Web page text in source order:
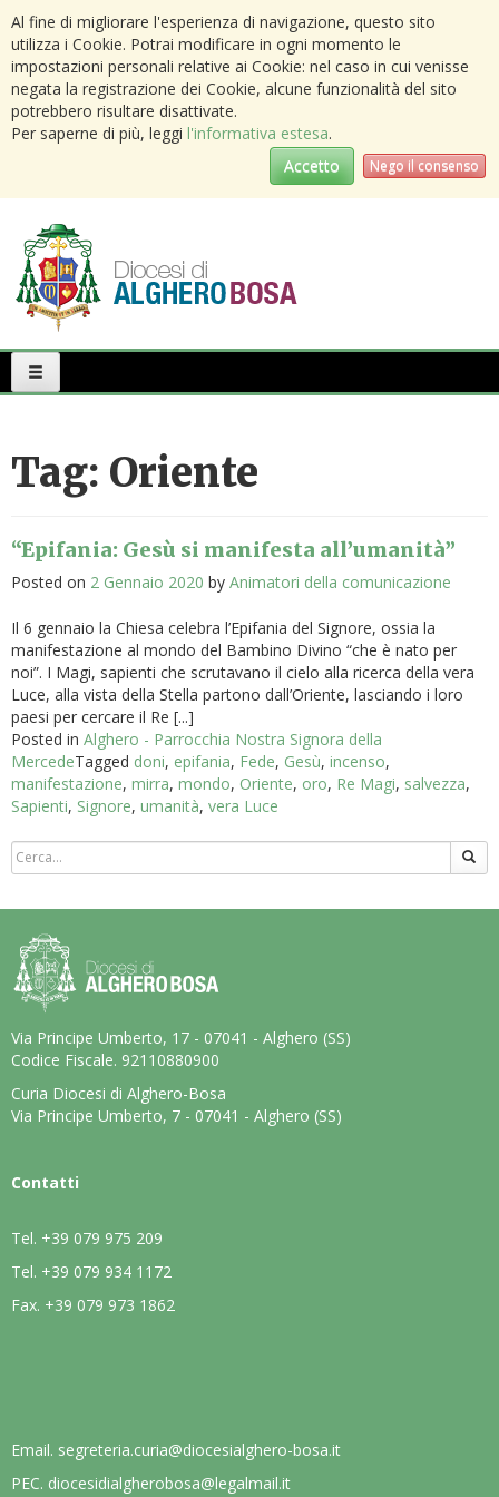
Al fine di migliorare l'esperienza di navigazione, questo sito
utilizza i Cookie. Potrai modificare in ogni momento le
impostazioni personali relative ai Cookie: nel caso in cui venisse
negata la registrazione dei Cookie, alcune funzionalità del sito
potrebbero risultare disattivate.
Per saperne di più, leggi l'informativa estesa.
Accetto
Nego il consenso
Menu
Tag: Oriente
“Epifania: Gesù si manifesta all’umanità”
Posted on 2 Gennaio 2020 by Animatori della comunicazione
Il 6 gennaio la Chiesa celebra l’Epifania del Signore, ossia la
manifestazione al mondo del Bambino Divino “che è nato per
noi”. I Magi, sapienti che scrutavano il cielo alla ricerca della vera
Luce, alla vista della Stella partono dall’Oriente, lasciando i loro
paesi per cercare il Re [...]
Posted in Alghero - Parrocchia Nostra Signora della
MercedeTagged doni, epifania, Fede, Gesù, incenso,
manifestazione, mirra, mondo, Oriente, oro, Re Magi, salvezza,
Sapienti, Signore, umanità, vera Luce
Via Principe Umberto, 17 - 07041 - Alghero (SS)
Codice Fiscale. 92110880900
Curia Diocesi di Alghero-Bosa
Via Principe Umberto, 7 - 07041 - Alghero (SS)
Contatti
Tel. +39 079 975 209
Tel. +39 079 934 1172
Fax. +39 079 973 1862
Email. segreteria.curia@diocesialghero-bosa.it
PEC. diocesidialgherobosa@legalmail.it